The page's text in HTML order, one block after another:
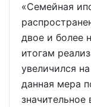
«Семейная
двое и более
итогам
увеличился
данная мера